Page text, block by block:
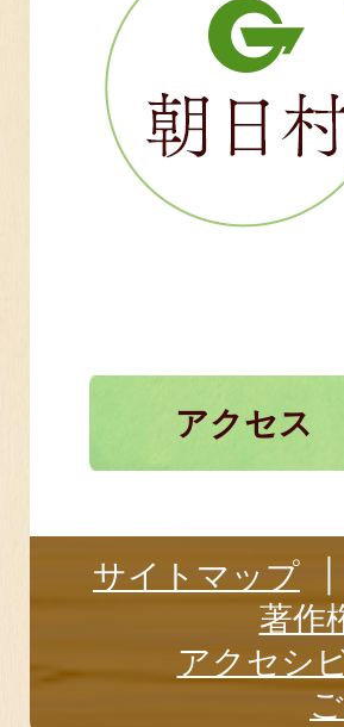
アクセス
サイトマップ
著作
アクセシ